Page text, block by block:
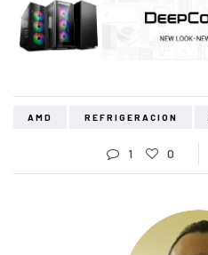
AMD REFRIGERACION
1 0